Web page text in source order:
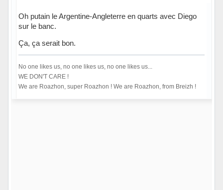
Oh putain le Argentine-Angleterre en quarts avec Diego
sur le banc.
Ça, ça serait bon.
No one likes us, no one likes us, no one likes us...
WE DON'T CARE !
We are Roazhon, super Roazhon ! We are Roazhon, from Breizh !